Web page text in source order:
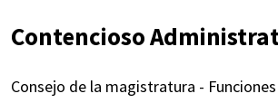
Contencioso
Consejo de la magistratura -